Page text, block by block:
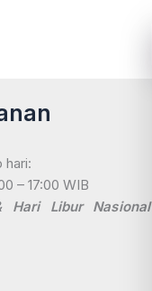
hari:
– 17:00 WIB
Hari Libur Nasional